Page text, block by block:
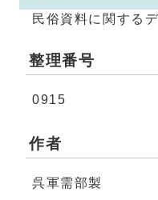
民俗資料に関する
整理番号
0915
作者
呉軍需部製